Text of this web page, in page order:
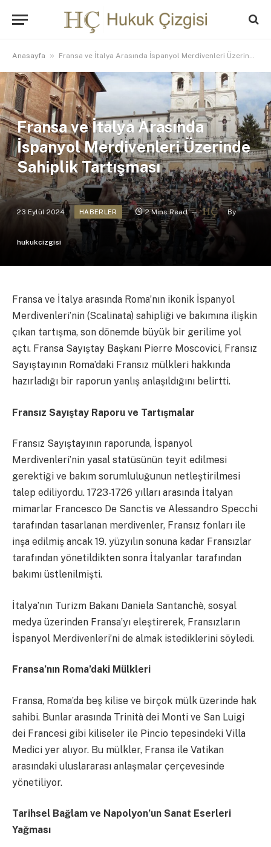
Anasayfa » Fransa ve İtalya Arasında İspanyol Merdivenleri Üzerinde Sahiplik Tartışması
Fransa ve İtalya Arasında
İspanyol Merdivenleri Üzerinde
Sahiplik Tartışması
23 Eylül 2024 HABERLER 2 Mins Read By
hukukcizgisi
Fransa ve İtalya arasında Roma’nın ikonik İspanyol
Merdivenleri’nin (Scalinata) sahipliği ve bakımına ilişkin
çıkan tartışma, son dönemde büyük bir gerilime yol
açtı. Fransa Sayıştay Başkanı Pierre Moscovici, Fransız
Sayıştayının Roma’daki Fransız mülkleri hakkında
hazırladığı bir raporun yanlış anlaşıldığını belirtti.
Fransız Sayıştay Raporu ve Tartışmalar
Fransız Sayıştayının raporunda, İspanyol
Merdivenleri’nin yasal statüsünün teyit edilmesi
gerektiği ve bakım sorumluluğunun netleştirilmesi
talep ediliyordu. 1723-1726 yılları arasında İtalyan
mimarlar Francesco De Sanctis ve Alessandro Specchi
tarafından tasarlanan merdivenler, Fransız fonları ile
inşa edilmiş ancak 19. yüzyılın sonuna kadar Fransızlar
tarafından yönetildikten sonra İtalyanlar tarafından
bakımı üstlenilmişti.
İtalya’nın Turizm Bakanı Daniela Santanchè, sosyal
medya üzerinden Fransa’yı eleştirerek, Fransızların
İspanyol Merdivenleri’ni de almak istediklerini söyledi.
Fransa’nın Roma’daki Mülkleri
Fransa, Roma’da beş kilise ve birçok mülk üzerinde hak
sahibi. Bunlar arasında Trinità dei Monti ve San Luigi
dei Francesi gibi kiliseler ile Pincio tepesindeki Villa
Medici yer alıyor. Bu mülkler, Fransa ile Vatikan
arasındaki uluslararası anlaşmalar çerçevesinde
yönetiliyor.
Tarihsel Bağlam ve Napolyon’un Sanat Eserleri
Yağması